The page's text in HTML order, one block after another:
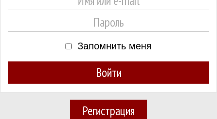
Запомнить меня
Регистрация